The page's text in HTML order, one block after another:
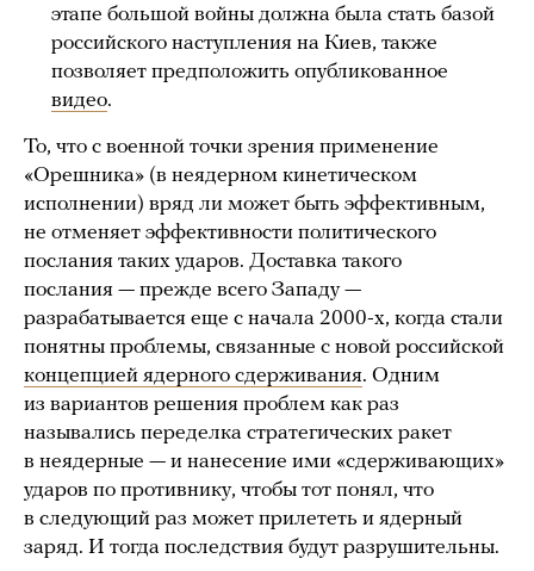
этапе большой войны должна была стать базой
российского наступления на Киев, также
позволяет предположить опубликованное
видео.
То, что с военной точки зрения применение
«Орешника» (в неядерном кинетическом
исполнении) вряд ли может быть эффективным,
не отменяет эффективности политического
послания таких ударов. Доставка такого
послания — прежде всего Западу —
разрабатывается еще с начала 2000-х, когда стали
понятны проблемы, связанные с новой российской
концепцией ядерного сдерживания. Одним
из вариантов решения проблем как раз
назывались переделка стратегических ракет
в неядерные — и нанесение ими «сдерживающих»
ударов по противнику, чтобы тот понял, что
в следующий раз может прилететь и ядерный
заряд. И тогда последствия будут разрушительны.